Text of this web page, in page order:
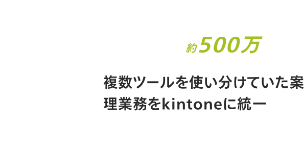
約500万
複数ツールを使い分けていた
理業務をkintoneに統一